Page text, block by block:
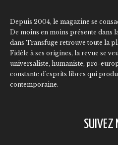
Depuis 2004, le magazine se
De moins en moins présente dans
dans Transfuge retrouve toute la
Fidèle à ses origines, la revue se
universaliste, humaniste, pro-
constante d'esprits libres qui
contemporaine.
SUIVEZ